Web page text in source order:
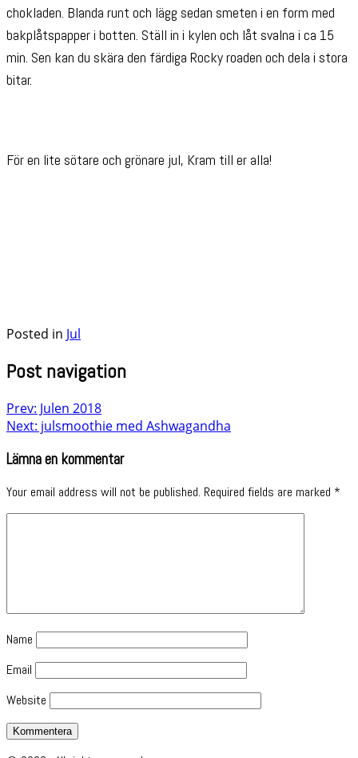
chokladen. Blanda runt och lägg sedan smeten i en form med
bakplåtspapper i botten. Ställ in i kylen och låt svalna i ca 15
min. Sen kan du skära den färdiga Rocky roaden och dela i stora
bitar.
För en lite sötare och grönare jul, Kram till er alla!
Posted in Jul
Post navigation
Prev: Julen 2018
Next: julsmoothie med Ashwagandha
Lämna en kommentar
Your email address will not be published. Required fields are marked *
Name
Email
Website